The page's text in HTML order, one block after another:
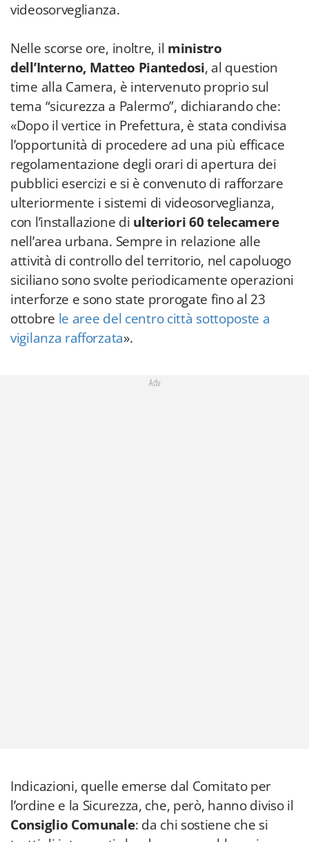
videosorveglianza.
Nelle scorse ore, inoltre, il ministro
dell’Interno, Matteo Piantedosi, al question
time alla Camera, è intervenuto proprio sul
tema “sicurezza a Palermo”, dichiarando che:
«Dopo il vertice in Prefettura, è stata condivisa
l’opportunità di procedere ad una più efficace
regolamentazione degli orari di apertura dei
pubblici esercizi e si è convenuto di rafforzare
ulteriormente i sistemi di videosorveglianza,
con l’installazione di ulteriori 60 telecamere
nell’area urbana. Sempre in relazione alle
attività di controllo del territorio, nel capoluogo
siciliano sono svolte periodicamente operazioni
interforze e sono state prorogate fino al 23
ottobre le aree del centro città sottoposte a
vigilanza rafforzata».
Adv
Indicazioni, quelle emerse dal Comitato per
l’ordine e la Sicurezza, che, però, hanno diviso il
Consiglio Comunale: da chi sostiene che si